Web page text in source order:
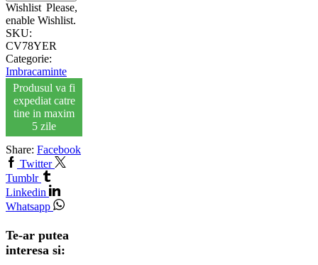
Wishlist Please,
enable Wishlist.
SKU:
CV78YER
Categorie:
Imbracaminte
Produsul va fi
expediat catre
tine in maxim
5 zile
Share: Facebook
Twitter
Tumblr
Linkedin
Whatsapp
Te-ar putea
interesa si: